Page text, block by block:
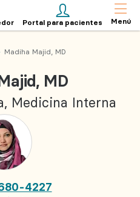
Portal para pacientes Menú
Madiha Majid, MD
MD
Medicina Interna
4227